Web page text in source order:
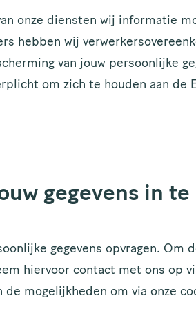
onze diensten wij informatie
hebben wij
van jouw persoonlijke
om zich te houden aan de
gegevens in te
gegevens opvragen. Om
hiervoor contact met ons op
mogelijkheden om via onze